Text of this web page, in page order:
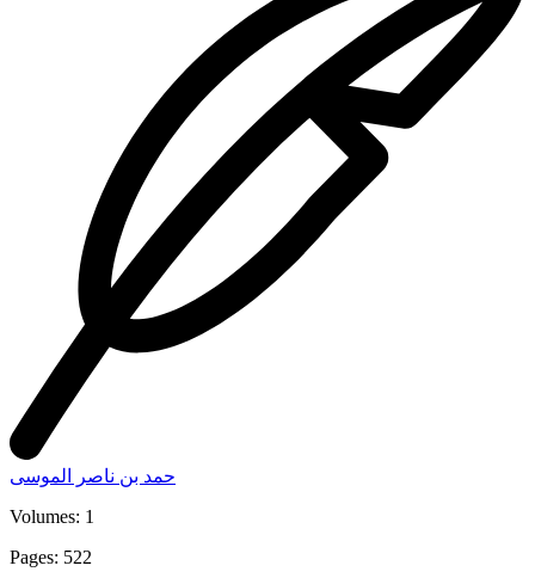
حمد بن ناصر الموسى
Volumes: 1
Pages: 522